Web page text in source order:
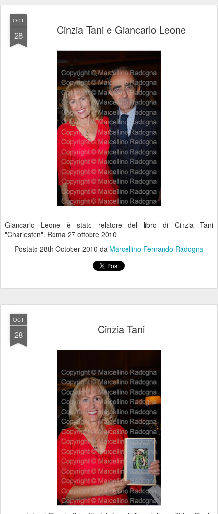
OCT
28 Cinzia Tani e Giancarlo Leone
Giancarlo Leone è stato relatore del libro di Cinzia Tani
"Charleston". Roma 27 ottobre 2010
Postato 28th October 2010 da Marcellino Fernando Radogna
OCT
28 Cinzia Tani